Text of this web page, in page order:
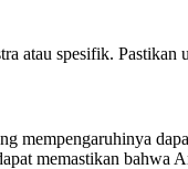
atau spesifik. Pastikan
mempengaruhinya
memastikan bahwa